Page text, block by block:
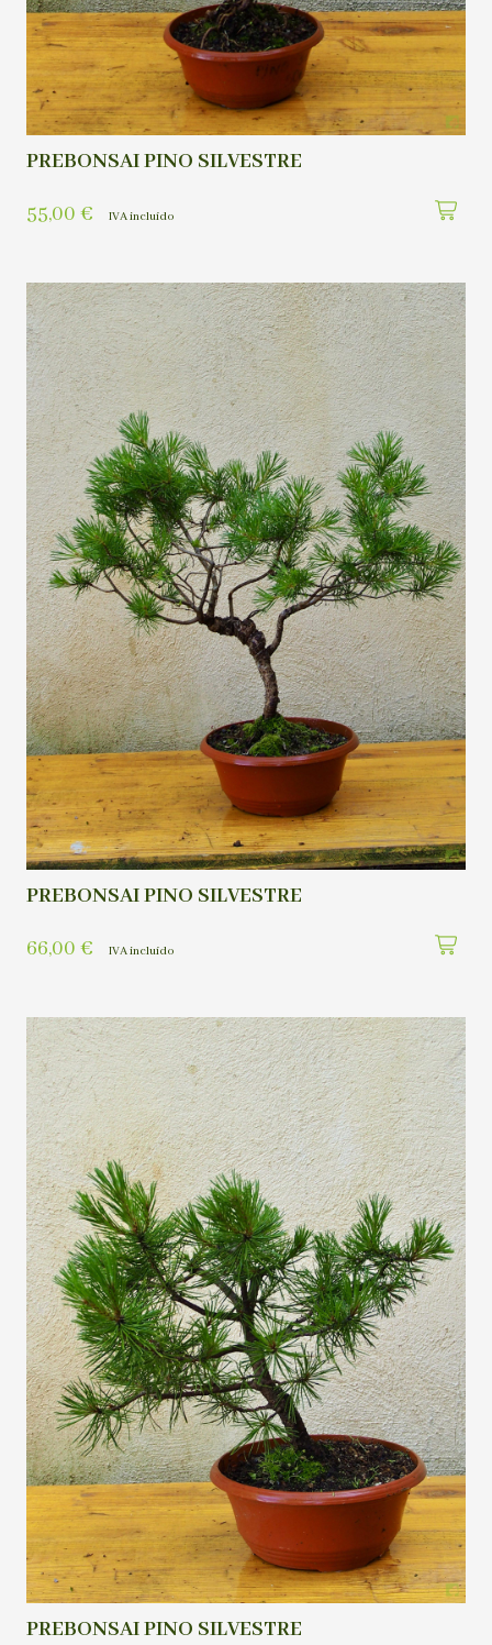
PREBONSAI PINO SILVESTRE
55,00 € IVA incluído
PREBONSAI PINO SILVESTRE
66,00 € IVA incluído
PREBONSAI PINO SILVESTRE